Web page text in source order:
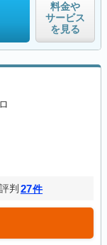
料金や
サービス
を見る
判 27件